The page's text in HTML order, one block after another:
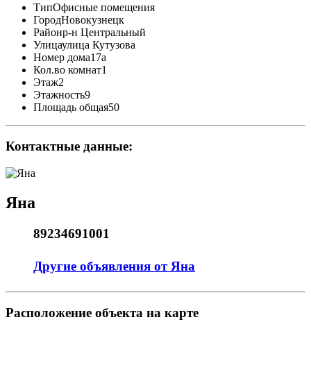
ТипОфисные помещения
ГородНовокузнецк
Районр-н Центральный
Улицаулица Кутузова
Номер дома17а
Кол.во комнат1
Этаж2
Этажность9
Площадь общая50
Контактные данные:
Яна
89234691001
Другие объявления от Яна
Pасположение объекта на карте